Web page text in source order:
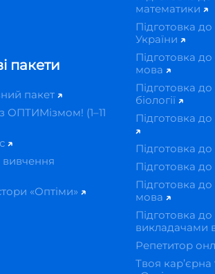
пакети
пакет
ОПТИМізмом! (1–11
«Оптіми»
математики
Підготовка до
України
Підготовка
мова
Підготовка
біології
Підготовка до
Підготовка
Підготовка до
Підготовка
мова
Підготовка
викладачами
Репетитор
Твоя кар’єрна